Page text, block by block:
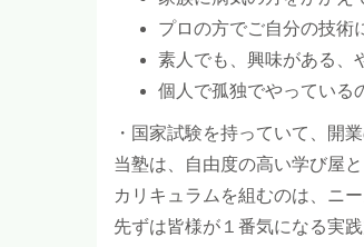
プロの方でご自分の技術
素人でも、興味がある、
個人で孤独でやっている
・国家試験を持っていて、開
当塾は、自由度の高い学び屋
カリキュラムを組むのは、ニ
先ずは皆様が１番気になる実